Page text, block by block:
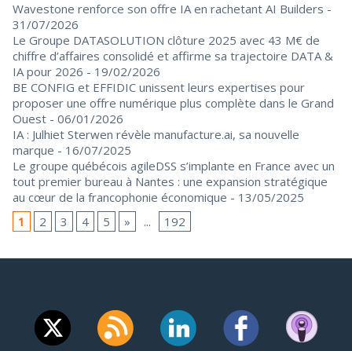
Wavestone renforce son offre IA en rachetant AI Builders -
31/07/2026
Le Groupe DATASOLUTION clôture 2025 avec 43 M€ de
chiffre d’affaires consolidé et affirme sa trajectoire DATA &
IA pour 2026 - 19/02/2026
BE CONFIG et EFFIDIC unissent leurs expertises pour
proposer une offre numérique plus complète dans le Grand
Ouest - 06/01/2026
IA : Julhiet Sterwen révèle manufacture.ai, sa nouvelle
marque - 16/07/2025
Le groupe québécois agileDSS s’implante en France avec un
tout premier bureau à Nantes : une expansion stratégique
au cœur de la francophonie économique - 13/05/2025
1
2 3 4 5 » ... 192